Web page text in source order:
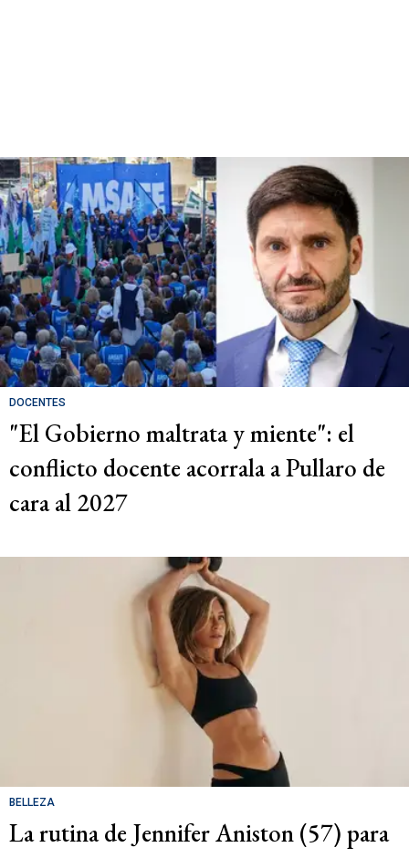
DOCENTES
"El Gobierno maltrata y miente": el
conflicto docente acorrala a Pullaro de
cara al 2027
BELLEZA
La rutina de Jennifer Aniston (57) para